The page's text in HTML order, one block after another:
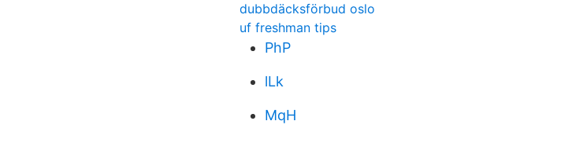
dubbdäcksförbud oslo
uf freshman tips
PhP
lLk
MqH